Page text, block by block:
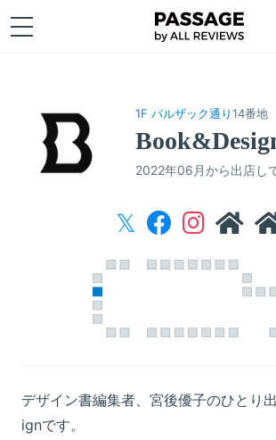
1F バルザック通り14番地
2022年06月から出店し
デザイン書編集者、宮後優子のひとり
ignです。